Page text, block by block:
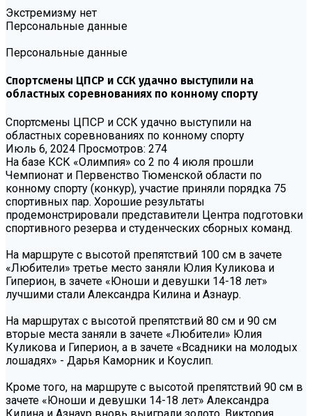
Экстремизму нет
Персональные данные
Персональные данные
Спортсмены ЦПСР и ССК удачно выступили на
областных соревнованиях по конному спорту
Спортсмены ЦПСР и ССК удачно выступили на
областных соревнованиях по конному спорту
Июль 6, 2024 Просмотров: 274
На базе КСК «Олимпия» со 2 по 4 июля прошли
Чемпионат и Первенство Тюменской области по
конному спорту (конкур), участие приняли порядка 75
спортивных пар. Хорошие результаты
продемонстрировали представители Центра подготовки
спортивного резерва и студенческих сборных команд.
На маршруте с высотой препятствий 100 см в зачете
«Любители» третье место заняли Юлия Куликова и
Гиперион, в зачете «Юноши и девушки 14-18 лет»
лучшими стали Александра Килина и Азнаур.
На маршрутах с высотой препятствий 80 см и 90 см
вторые места заняли в зачете «Любители» Юлия
Куликова и Гиперион, а в зачете «Всадники на молодых
лошадях» - Дарья Каморник и Коуслип.
Кроме того, на маршруте с высотой препятствий 90 см в
зачете «Юноши и девушки 14-18 лет» Александра
Килина и Азнаур вновь выиграли золото, Виктория